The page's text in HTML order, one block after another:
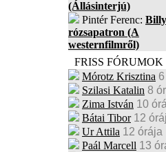
(Állásinterjú)
Pintér Ferenc:
rózsapatron (A
westernfilmről)
FRISS FÓRUMOK
Mórotz Krisztina
Szilasi Katalin 8
Zima István 10
Bátai Tibor 12
Ur Attila 12 órája
Paál Marcell 13